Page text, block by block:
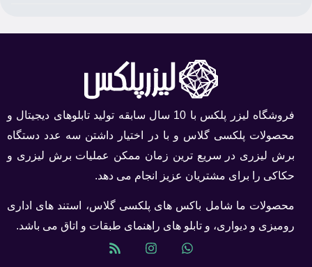
فروشگاه لیزر پلکس با 10 سال سابقه تولید تابلوهای دیجیتال و
محصولات پلکسی گلاس و با در اختیار داشتن سه عدد دستگاه
برش لیزری در سریع ترین زمان ممکن عملیات برش لیزری و
حکاکی را برای مشتریان عزیز انجام می دهد.
محصولات ما شامل باکس های پلکسی گلاس، استند های اداری
رومیزی و دیواری، و تابلو های راهنمای طبقات و اتاق می باشد.